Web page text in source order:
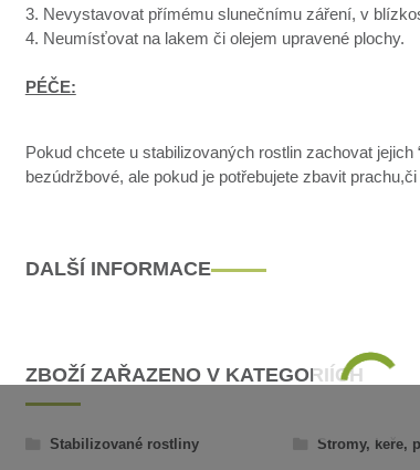
3. Nevystavovat přímému slunečnímu záření, v
4. Neumísťovat na lakem či olejem upravené plochy.
PÉČE:
Pokud chcete u stabilizovaných rostlin zachovat
bezúdržbové, ale pokud je potřebujete zbavit
DALŠÍ INFORMACE
ZBOŽÍ ZAŘAZENO V KATEGORIÍCH
Stabilizované rostliny Stromy, keře,